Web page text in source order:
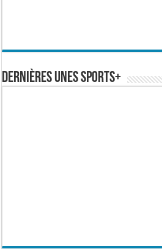
Dernières Unes Sports+